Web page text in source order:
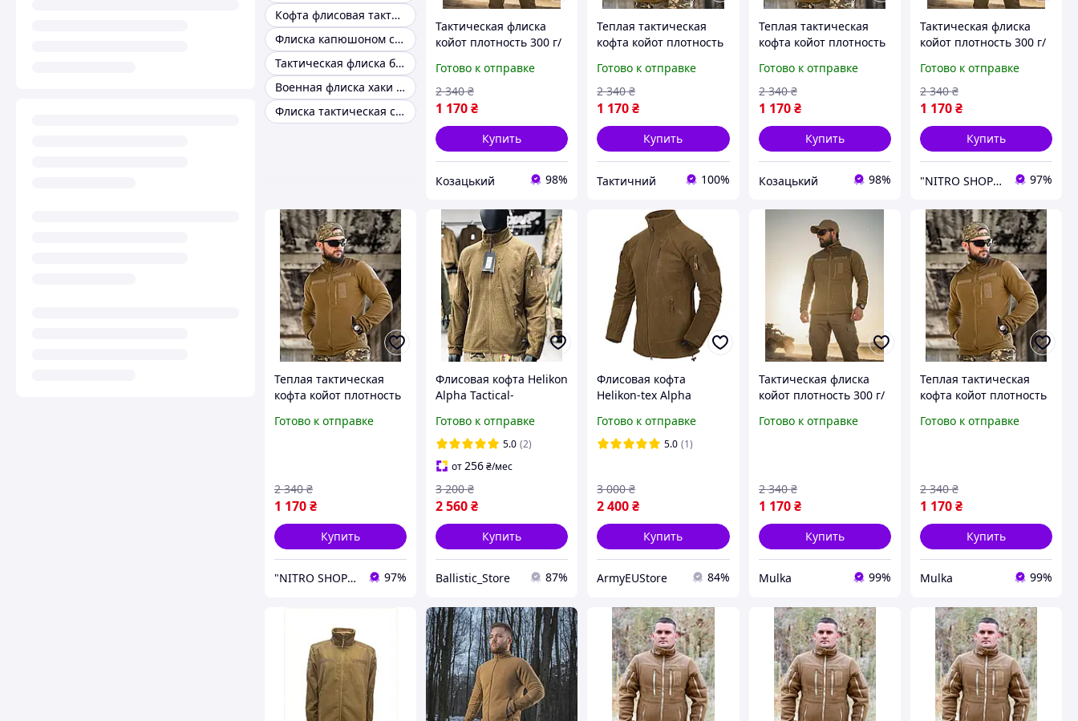
Кофта флисовая тактическая хаки
Флиска капюшоном coyote
Тактическая флиска без замка
Военная флиска хаки з капюшоном
Флиска тактическая с капюшоном
Тактическая флиска
койот плотность 300 г/
карманами, флисовая
кофта зсу М Yu7mn
Готово к отправке
1 170₴
2 340 ₴
Купить
Козацький 98%
Теплая тактическая
кофта койот плотность
армейская на молнии с
карманами XL Pb4dg
Готово к отправке
1 170₴
2 340 ₴
Купить
Тактичний 100%
Теплая тактическая
кофта койот плотность
армейская на молнии с
карманами XL Yu7mn
Готово к отправке
1 170 ₴
2 340 ₴
Купить
Козацький 98%
Тактическая флиска
койот плотность 300 г/
карманами, флисовая
кофта зсу М
Готово к отправке
1 170₴
2 340 ₴
Купить
"NITRO SHOP" Інтернет магазин 97%
Теплая тактическая
кофта койот плотность
армейская на молнии с
Готово к отправке
1 170₴
2 340 ₴
Купить
"NITRO SHOP" Інтернет магазин 97%
Флисовая кофта Helikon
Alpha Tactical-
вафельная флиска с
карманами для
военных ВСУ койот
Готово к отправке
5.0 (2)
от256₴/мес
2 560₴
3 200 ₴
Купить
Ballistic_Store 87%
Флисовая кофта
Helikon-tex Alpha
,тактическая милитари
флиска с карманами и
Готово к отправке
5.0 (1)
2 400₴
3 000 ₴
Купить
ArmyEUStore 84%
Тактическая флиска
койот плотность 300 г/
карманами, флисовая
Готово к отправке
1 170 ₴
2 340 ₴
Купить
Mulka 99%
Теплая тактическая
кофта койот плотность
армейская на молнии с
Готово к отправке
1 170₴
2 340 ₴
Купить
Mulka 99%